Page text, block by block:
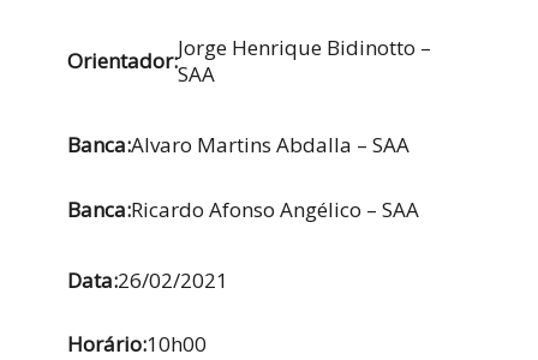
Orientador:Jorge Henrique Bidinotto –
SAA
Banca:Alvaro Martins Abdalla – SAA
Banca:Ricardo Afonso Angélico – SAA
Data:26/02/2021
Horário:10h00